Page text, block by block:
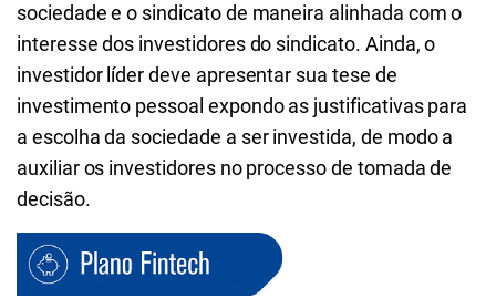
sociedade e o sindicato de maneira alinhada com o
interesse dos investidores do sindicato. Ainda, o
investidor líder deve apresentar sua tese de
investimento pessoal expondo as justificativas para
a escolha da sociedade a ser investida, de modo a
auxiliar os investidores no processo de tomada de
decisão.